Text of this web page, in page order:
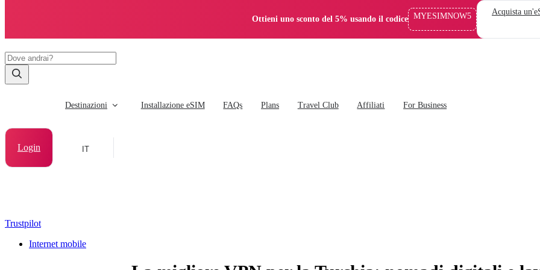
Ottieni uno sconto del 5% usando il codice MYESIMNOW5 Acquista
Destinazioni Installazione eSIM FAQs Plans Travel Club Affiliati For Business
Login IT
Trustpilot
Internet mobile